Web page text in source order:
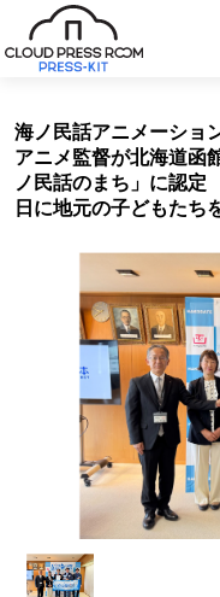
海ノ民話アニメーショ
アニメ監督が北海道函
ノ民話のまち」に認
日に地元の子どもたち